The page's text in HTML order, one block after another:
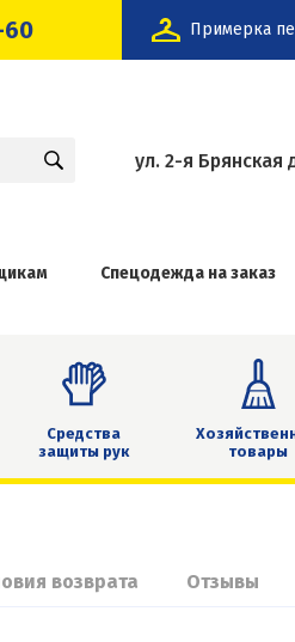
60 Примерка
ул. 2-я Брянская
Спецодежда на заказ
Средства
защиты рук
товары
возврата Отзывы